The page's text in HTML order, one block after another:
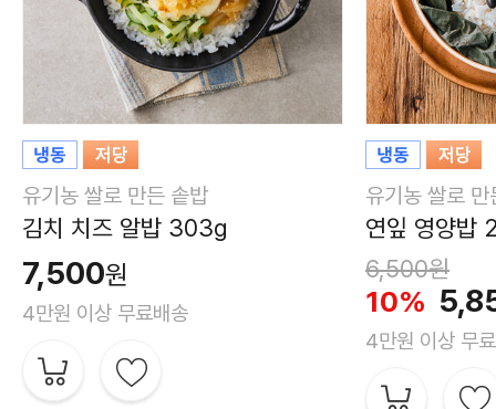
유기농 쌀로 만든 솥밥
김치 치즈 알밥 303g
7,500원
4만원 이상 무료배송
유기농 쌀로 만
연잎 영양밥
6,500원
10%
4만원 이상 무